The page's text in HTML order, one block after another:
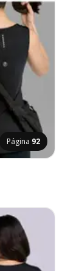
Página 92